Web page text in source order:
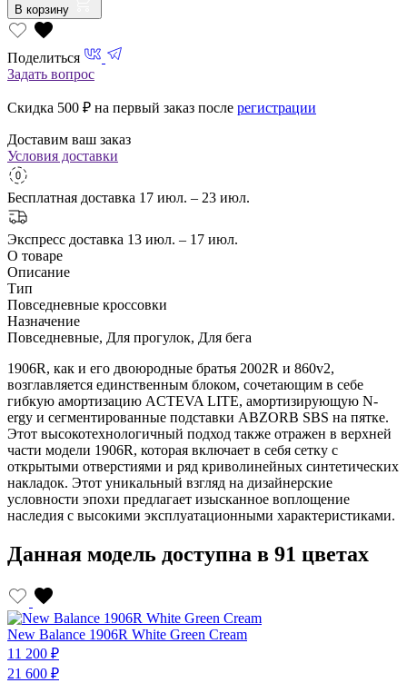
В корзину
Поделиться
Задать вопрос
Скидка 500 ₽ на первый заказ после регистрации
Доставим ваш заказ
Условия доставки
Бесплатная доставка 17 июл. – 23 июл.
Экспресс доставка 13 июл. – 17 июл.
О товаре
Описание
Тип
Повседневные кроссовки
Назначение
Повседневные, Для прогулок, Для бега
1906R, как и его двоюродные братья 2002R и 860v2,
возглавляется единственным блоком, сочетающим в себе
гибкую амортизацию ACTEVA LITE, амортизирующую N-
ergy и сегментированные подставки ABZORB SBS на пятке.
Этот высокотехнологичный подход также отражен в верхней
части модели 1906R, которая включает в себя сетку с
открытыми отверстиями и ряд криволинейных синтетических
накладок. Этот уникальный взгляд на дизайнерские
условности эпохи предлагает изысканное воплощение
наследия с высокими эксплуатационными характеристиками.
Данная модель доступна в 91 цветах
New Balance 1906R White Green Cream
11 200 ₽
21 600 ₽